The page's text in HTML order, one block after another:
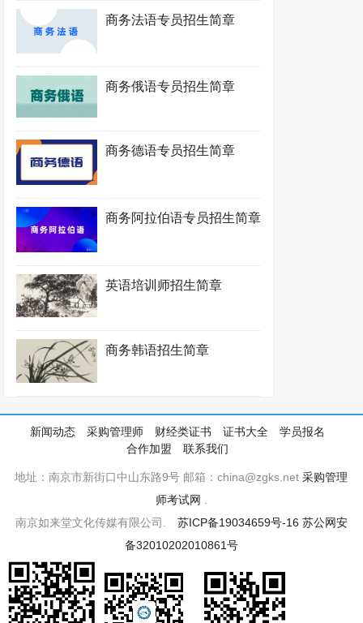
商务法语专员招生简章
商务俄语专员招生简章
商务德语专员招生简章
商务阿拉伯语专员招生简章
英语培训师招生简章
商务韩语招生简章
新闻动态 采购管理师 财经类证书 证书大全
学员报名
合作加盟
联系我们
地址：南京市新街口中山东路9号 邮箱：china@zgks.net采购管理
师考试网
南京如来堂文化传媒有限公司. 苏ICP备19034659号-16 苏公网安
备32010202010861号